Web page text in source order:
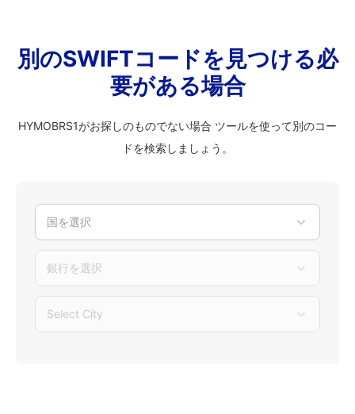
別のSWIFTコードを見つける必
要がある場合
HYMOBRS1がお探しのものでない場合 ツールを使って別のコー
ドを検索しましょう。
国を選択
銀行を選択
Select City